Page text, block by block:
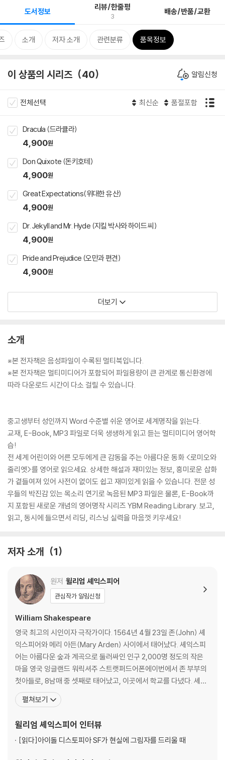
도서정보 리뷰/한줄평
3 배송/반품/교환
소개 저자 소개 관련분류 품목정보
이 상품의 시리즈 40 알림신청
전체선택 최신순 품절포함
Dracula (드라큘라)
4,900원
Don Quixote (돈키호테)
4,900원
Great Expectations(위대한 유산)
4,900원
Dr. Jekyll and Mr. Hyde (지킬 박사와 하이드 씨)
4,900원
Pride and Prejudice (오만과 편견)
4,900원
더보기
소개
※본 전자책은 음성파일이 수록된 멀티북입니다.
※본 전자책은 멀티미디어가 포함되어 파일용량이 큰 관계로 통신환경에
따라 다운로드 시간이 다소 걸릴 수 있습니다.
중고생부터 성인까지 Word 수준별 쉬운 영어로 세계명작을 읽는다.
교재, E-Book, MP3 파일로 더욱 생생하게 읽고 듣는 멀티미디어 영어학
습!
전 세계 어린이와 어른 모두에게 큰 감동을 주는 아름다운 동화 <로미오와
줄리엣>를 영어로 읽으세요. 상세한 해설과 재미있는 정보, 흥미로운 삽화
가 곁들여져 있어 사전이 없이도 쉽고 재미있게 읽을 수 있습니다. 전문 성
우들의 박진감 있는 목소리 연기로 녹음된 MP3 파일은 물론, E-Book까
지 포함된 새로운 개념의 영어명작 시리즈 YBM Reading Library. 보고,
읽고, 동시에 들으면서 리딩, 리스닝 실력을 마음껏 키우세요!
저자 소개 1
원저 윌리엄 셰익스피어
관심작가 알림신청
William Shakespeare
영국 최고의 시인이자 극작가이다. 1564년 4월 23일 존(John) 셰
익스피어와 메리 아든(Mary Arden) 사이에서 태어났다. 셰익스피
어는 아름다운 숲과 계곡으로 둘러싸인 인구 2,000명 정도의 작은
마을 영국 잉글랜드 워릭셔주 스트랫퍼드어폰에이번에서 존 부부의
첫아들로, 8남매 중 셋째로 태어났고, 이곳에서 학교를 다녔다. 셰익
스피어는 주로 성경과 고전을 통해 읽기와 쓰기를 배웠고, 라틴어 격
언도 암송하곤 했다. 셰익스피어는 11살에 입학한 문법학교에서 문
우스의 『변신』은 셰익스피어에게 상상
펼쳐보기
윌리엄 셰익스피어 인터뷰
[읽다]아이돌 디스토피아 SF가 현실에 그림자를 드리울 때